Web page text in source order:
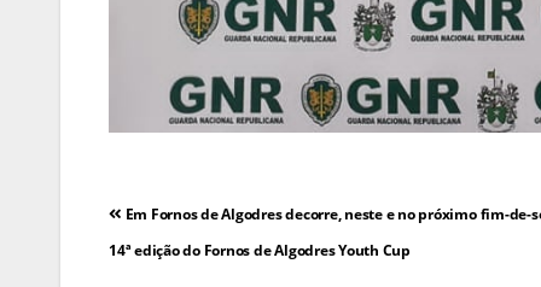
Navegação
de
Em Fornos de Algodres decorre, neste e no próximo fim-de-
14ª edição do Fornos de Algodres Youth Cup